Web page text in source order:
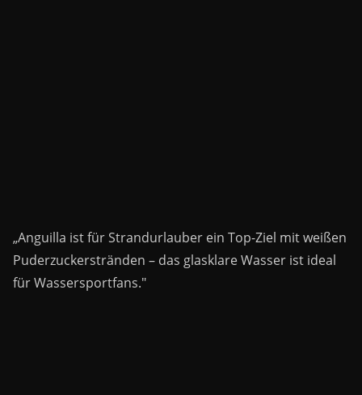
„Anguilla ist für Strandurlauber ein Top-Ziel mit weißen
Puderzuckerstränden – das glasklare Wasser ist ideal
für Wassersportfans."